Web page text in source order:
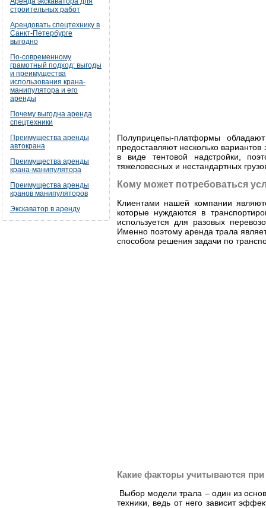
строительных работ
Арендовать спецтехнику в
Санкт-Петербурге
выгодно
По-современному
грамотный подход: выгоды
и преимущества
использования крана-
манипулятора и его
аренды
Почему выгодна аренда
спецтехники
Преимущества аренды
автокрана
Преимущества аренды
крана-манипулятора
Преимущества аренды
кранов манипуляторов
Экскаватор в аренду
Полуприцепы-платформы
предоставляют несколько
в виде тентовой надстройки,
тяжеловесных и нестандартных
Кому может потребоваться
Клиентами нашей компании
которые нуждаются в
используется для разовых
Именно поэтому аренда трала
способом решения задачи по
Какие факторы учитываются при
Выбор модели трала – один из
техники, ведь от него зависит